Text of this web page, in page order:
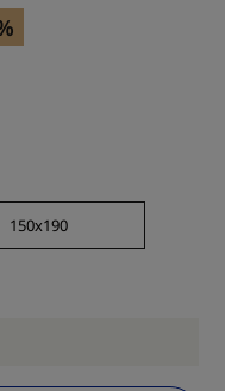
1 465,94
150x190